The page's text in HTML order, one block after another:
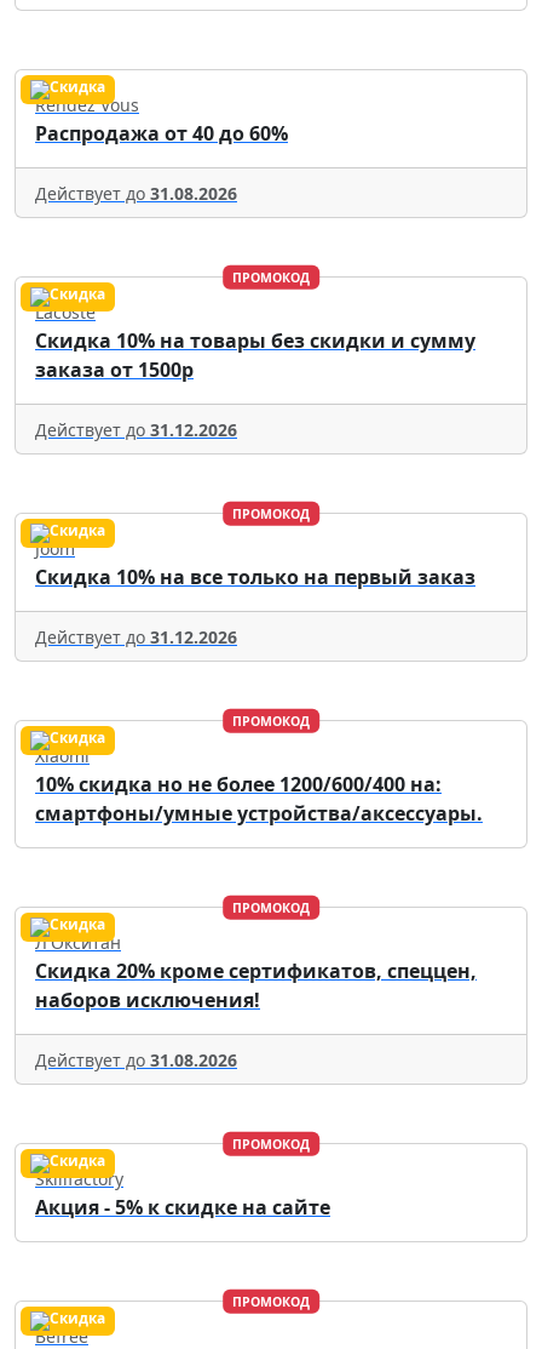
Rendez Vous
Распродажа от 40 до 60%
Действует до 31.08.2026
ПРОМОКОД
Lacoste
Скидка 10% на товары без скидки и сумму
заказа от 1500р
Действует до 31.12.2026
ПРОМОКОД
Joom
Скидка 10% на все только на первый заказ
Действует до 31.12.2026
ПРОМОКОД
Xiaomi
10% скидка но не более 1200/600/400 на:
смартфоны/умные устройства/аксессуары.
ПРОМОКОД
Л'Окситан
Скидка 20% кроме сертификатов, спеццен,
наборов исключения!
Действует до 31.08.2026
ПРОМОКОД
Skillfactory
Акция - 5% к скидке на сайте
ПРОМОКОД
Befree